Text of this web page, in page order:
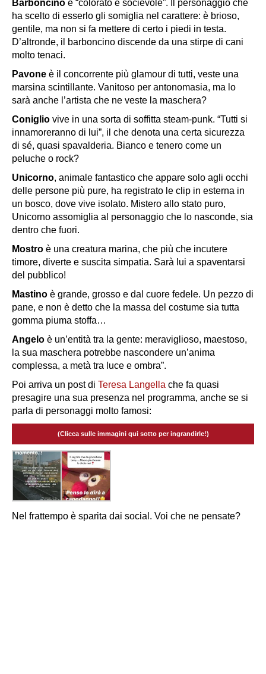
Barboncino è “colorato e socievole”. Il personaggio che
ha scelto di esserlo gli somiglia nel carattere: è brioso,
gentile, ma non si fa mettere di certo i piedi in testa.
D’altronde, il barboncino discende da una stirpe di cani
molto tenaci.
Pavone è il concorrente più glamour di tutti, veste una
marsina scintillante. Vanitoso per antonomasia, ma lo
sarà anche l’artista che ne veste la maschera?
Coniglio vive in una sorta di soffitta steam-punk. “Tutti si
innamoreranno di lui”, il che denota una certa sicurezza
di sé, quasi spavalderia. Bianco e tenero come un
peluche o rock?
Unicorno, animale fantastico che appare solo agli occhi
delle persone più pure, ha registrato le clip in esterna in
un bosco, dove vive isolato. Mistero allo stato puro,
Unicorno assomiglia al personaggio che lo nasconde, sia
dentro che fuori.
Mostro è una creatura marina, che più che incutere
timore, diverte e suscita simpatia. Sarà lui a spaventarsi
del pubblico!
Mastino è grande, grosso e dal cuore fedele. Un pezzo di
pane, e non è detto che la massa del costume sia tutta
gomma piuma stoffa…
Angelo è un’entità tra la gente: meraviglioso, maestoso,
la sua maschera potrebbe nascondere un’anima
complessa, a metà tra luce e ombra”.
Poi arriva un post di Teresa Langella che fa quasi
presagire una sua presenza nel programma, anche se si
parla di personaggi molto famosi:
(Clicca sulle immagini qui sotto per ingrandirle!)
Nel frattempo è sparita dai social. Voi che ne pensate?